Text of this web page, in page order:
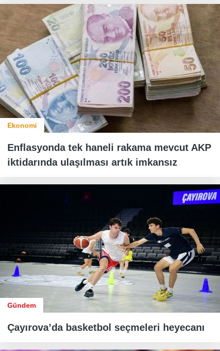
Ekonomi
Enflasyonda tek haneli rakama mevcut AKP
iktidarında ulaşılması artık imkansız
Gündem
Çayırova’da basketbol seçmeleri heyecanı